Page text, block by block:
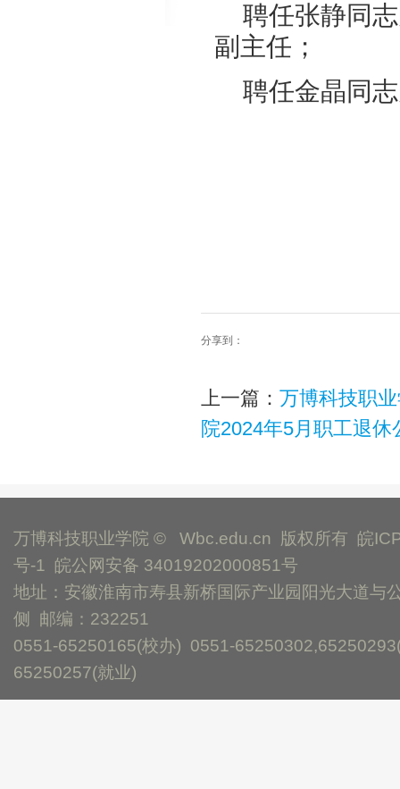
聘任张静同
副主任；
聘任金晶同
分享到：
上一篇：万博科技职
院2024年5月职工退休
万博科技职业学院 © Wbc.edu.cn 版权所有 皖
号-1
皖公网安备 34019202000851号
地址：安徽淮南市寿县新桥国际产业园阳光大道与
侧 邮编：232251
0551-65250165(校办) 0551-
65250257(就业)